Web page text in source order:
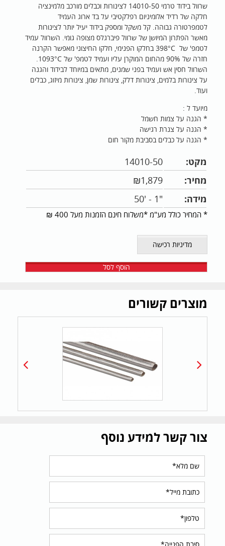
שרוול בידוד טרמי 14010-50 לצינורות וכבלים מורכב מלמינציה
חלקה של רדיד אלומיניום רפלקטיבי על בד ארוג העמיד
לטמפרטורה גבוהה. קל משקל ומספק בידוד יעיל יותר לצינורות
מאשר הפתרון המיושן של שרוול פיברגלס מצופה גומי. השרוול עמיד
לטמפ' של 398°C בחלקו הפנימי, חלקו החיצוני מאפשר הקרנה
חזרה של 90% מהחום המוקרן עליו ועמיד לטמפ' של 1093°C.
השרוול חסין אש ועמיד בפני שמנים, מתאים במיוחד לבידוד והגנה
על צינורות בלמים, צינורות דלק, צינורות שמן, צינורות מיזוג, כבלים
ועוד.
מיועד ל :
* הגנה על צמות חשמל
* הגנה על צנרת רגישה
* הגנה על כבלים בסביבת מקור חום
מקט:
14010-50
מחיר:
₪1,879
מידה:
"1 - '50
* המחיר כולל מע"מ *משלוח חינם הזמנות מעל 400 ₪
מדיניות רכישה
הוסף לסל
מוצרים קשורים
צור קשר למידע נוסף